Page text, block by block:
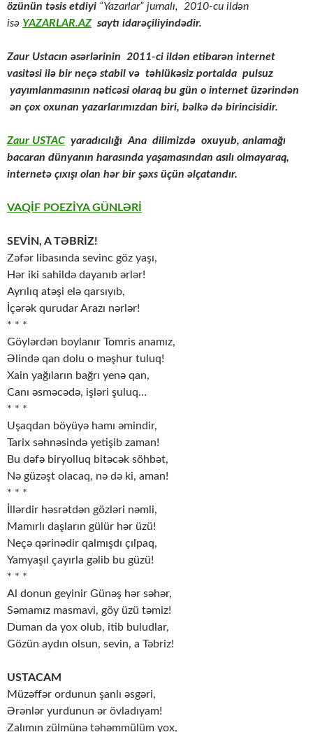
özünün təsis etdiyi “Yazarlar” jurnalı, 2010-cu ildən
isə YAZARLAR.AZsaytı idarəçiliyindədir.
Zaur Ustacın əsərlərinin 2011-ci ildən etibarən internet
vasitəsi ilə bir neçə stabil və təhlükəsiz portalda pulsuz
yayımlanmasının nəticəsi olaraq bu gün o internet üzərindən
ən çox oxunan yazarlarımızdan biri, bəlkə də birincisidir.
Zaur USTAC yaradıcılığı Ana dilimizdə oxuyub, anlamağı
bacaran dünyanın harasında yaşamasından asılı olmayaraq,
internetə çıxışı olan hər bir şəxs üçün əlçatandır.
VAQİF POEZİYA GÜNLƏRİ
SEVİN, A TƏBRİZ!
Zəfər libasında sevinc göz yaşı,
Hər iki sahildə dayanıb ərlər!
Ayrılıq atəşi elə qarsıyıb,
İçərək qurudar Arazı nərlər!
* * *
Göylərdən boylanır Tomris anamız,
Əlində qan dolu o məşhur tuluq!
Xain yağıların bağrı yenə qan,
Canı əsməcədə, işləri şuluq…
* * *
Uşaqdan böyüyə hamı əmindir,
Tarix səhnəsində yetişib zaman!
Bu dəfə biryolluq bitəcək söhbət,
Nə güzəşt olacaq, nə də ki, aman!
* * *
İllərdir həsrətdən gözləri nəmli,
Mamırlı daşların gülür hər üzü!
Neçə qərinədir qalmışdı çılpaq,
Yamyaşıl çayırla gəlib bu güzü!
* * *
Al donun geyinir Günəş hər səhər,
Səmamız masmavi, göy üzü təmiz!
Duman da yox olub, itib buludlar,
Gözün aydın olsun, sevin, a Təbriz!
USTACAM
Müzəffər ordunun şanlı əsgəri,
Ərənlər yurdunun ər övladıyam!
Zalımın zülmünə təhəmmülüm yox,